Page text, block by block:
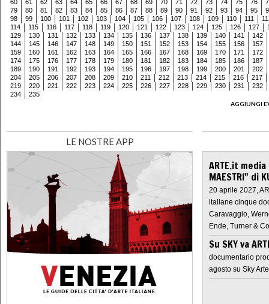
60 61 62 63 64 65 66 67 68 69 70 71 72 73 74 75 76
79
80 81 82 83 84 85 86 87 88 89 90 91 92 93 94 95
98
99 100 101 102 103 104 105 106 107 108 109 110 111
114
115 116 117 118 119 120 121 122 123 124 125 126 127
129
130 131 132 133 134 135 136 137 138 139 140 141
142
144
145 146 147 148 149 150 151 152 153 154 155 156
157
159
160 161 162 163 164 165 166 167 168 169 170 171
172
174
175 176 177 178 179 180 181 182 183 184 185 186
187
189
190 191 192 193 194 195 196 197 198 199 200 201
202
204
205 206 207 208 209 210 211 212 213 214 215 216
217
219
220 221 222 223 224 225 226 227 228 229 230 231
232
234
235
AGGIUNGI
LE NOSTRE APP
ARTE.it
MAESTRI" di
20 aprile 2027,
italiane cinque
Caravaggio,
Ende, Turner &
Su SKY va
documentario
agosto su Sky Arte